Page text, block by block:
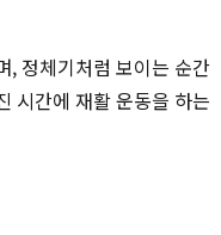
, 정체기처럼 보이는 순간
시간에 재활 운동을 하는